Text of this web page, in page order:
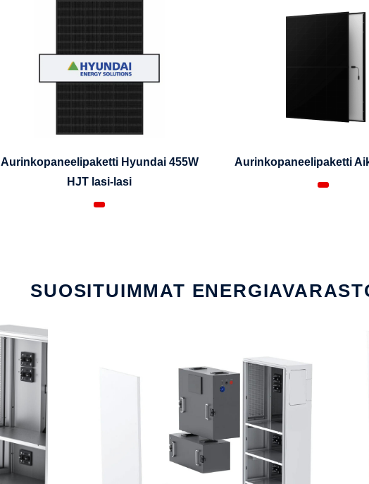
Aurinkopaneelipaketti Hyundai 455W
HJT lasi-lasi
Aurinkopaneelipaketti
SUOSITUIMMAT